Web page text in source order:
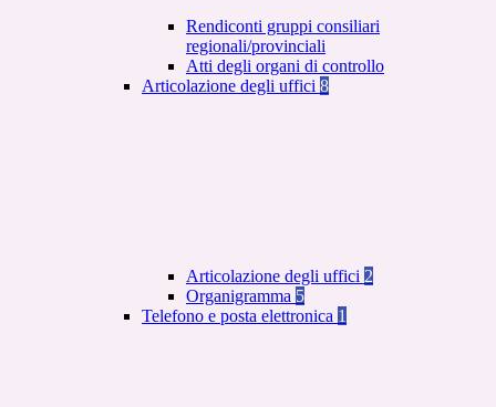
Rendiconti gruppi consiliari
regionali/provinciali
Atti degli organi di controllo
Articolazione degli uffici 8
Articolazione degli uffici 2
Organigramma 5
Telefono e posta elettronica 1